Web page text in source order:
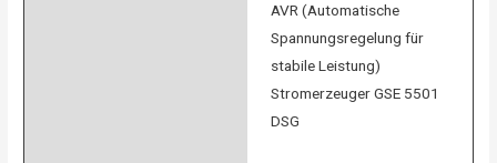
AVR (Automatische
Spannungsregelung für
stabile Leistung)
Stromerzeuger GSE 5501
DSG